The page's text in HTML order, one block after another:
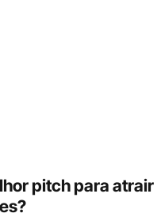
pitch para atrair